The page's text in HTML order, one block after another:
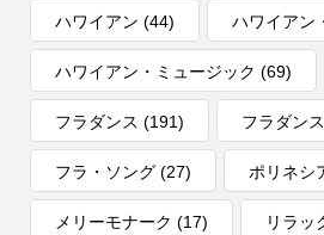
ハワイアン (44) ハワイアン
ハワイアン・ミュージック (69)
フラダンス (191) フラダン
フラ・ソング(27) ポリネシ
メリーモナーク (17) リラッ